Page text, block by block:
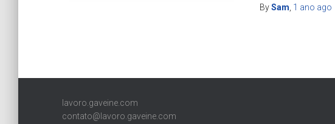
BySam 1 ano ago
lavoro.gaveine.com
contato@lavoro.gaveine.com